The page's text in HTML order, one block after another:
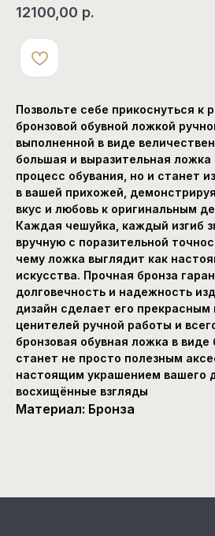
12100,00 р.
Позвольте себе прикоснуться к
бронзовой обувной ложкой
выполненной в виде
большая и выразительная ложка
процесс обувания, но и станет
в вашей прихожей,
вкус и любовь к оригинальным
Каждая чешуйка, каждый изгиб
вручную с поразительной
чему ложка выглядит как
искусства. Прочная бронза
долговечность и надежность
дизайн сделает его
ценителей ручной работы и
бронзовая обувная ложка в
станет не просто полезным
настоящим украшением вашего
восхищённые взгляды
Материал: Бронза
ОПТ
Каталог
Контакты
Покупателям